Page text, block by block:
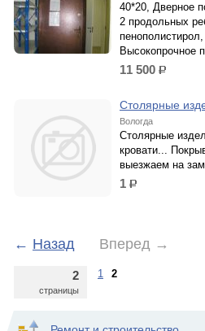
40*20, Дверное
2 продольных
Высокопрочное
11 500 р.
Столярные
Вологда
Столярные
кровати...
выезжаем на
1 р.
← Назад Вперед →
2
страницы
1 2